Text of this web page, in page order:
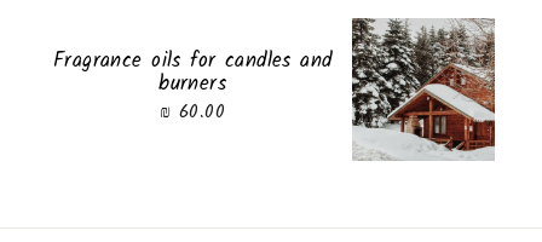
Fragrance oils for candles and
burners
60.00 ₪